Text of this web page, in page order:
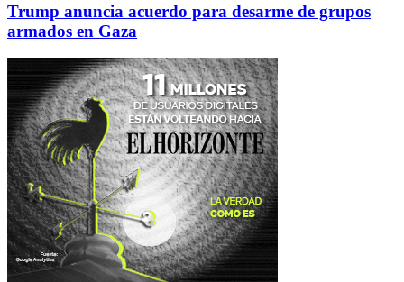
Trump anuncia acuerdo para desarme de grupos
armados en Gaza